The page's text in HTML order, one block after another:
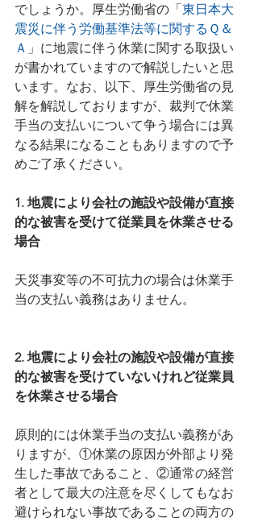
でしょうか。厚生労働省の「東日本大
震災に伴う労働基準法等に関するＱ＆
Ａ 」に地震に伴う休業に関する取扱い
が書かれていますので解説したいと思
います。なお、以下、厚生労働省の見
解を解説しておりますが、裁判で休業
手当の支払いについて争う場合には異
なる結果になることもありますので予
めご了承ください。
1. 地震により会社の施設や設備が直接
的な被害を受けて従業員を休業させる
場合
天災事変等の不可抗力の場合は休業手
当の支払い義務はありません。
2. 地震により会社の施設や設備が直接
的な被害を受けていないけれど従業員
を休業させる場合
原則的には休業手当の支払い義務があ
りますが、①休業の原因が外部より発
生した事故であること、②通常の経営
者として最大の注意を尽くしてもなお
避けられない事故であることの両方の